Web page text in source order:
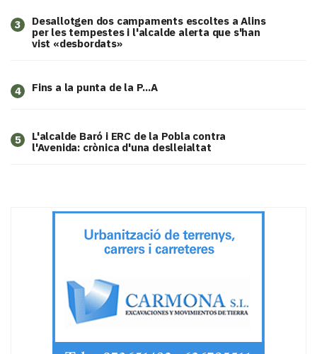
3
​Desallotgen dos campaments escoltes a Alins
per les tempestes i l'alcalde alerta que s'han
vist «desbordats»
4 Fins a la punta de la P...A
5
L'alcalde Baró i ERC de la Pobla contra
l'Avenida: crònica d'una deslleialtat